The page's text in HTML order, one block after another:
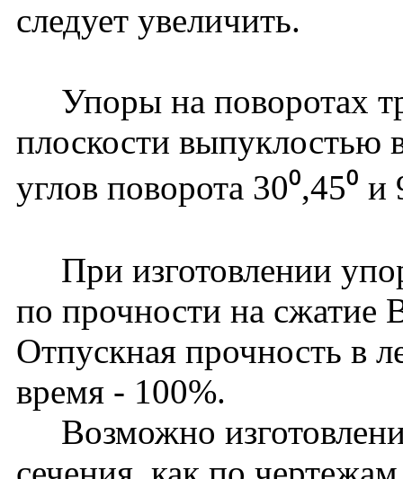
следует увеличить.
Упоры на поворотах
плоскости выпуклостью
углов поворота 30⁰,45⁰ и
При изготовлении
по прочности на сжатие
Отпускная прочность в
время - 100%.
Возможно